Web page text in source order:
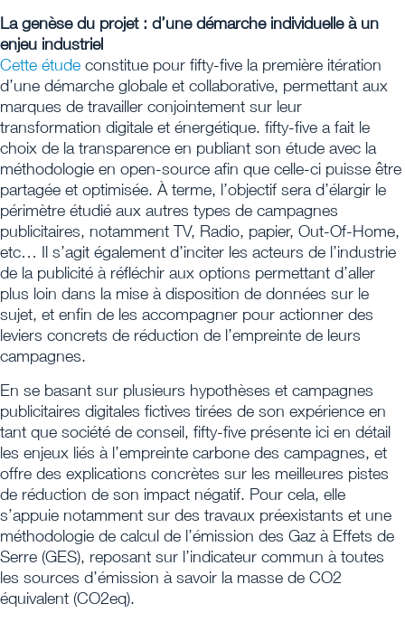
La genèse du projet : d’une démarche individuelle à un
enjeu industriel
Cette étude constitue pour fifty-five la première itération
d’une démarche globale et collaborative, permettant aux
marques de travailler conjointement sur leur
transformation digitale et énergétique. fifty-five a fait le
choix de la transparence en publiant son étude avec la
méthodologie en open-source afin que celle-ci puisse être
partagée et optimisée. À terme, l’objectif sera d’élargir le
périmètre étudié aux autres types de campagnes
publicitaires, notamment TV, Radio, papier, Out-Of-Home,
etc… Il s’agit également d’inciter les acteurs de l’industrie
de la publicité à réfléchir aux options permettant d’aller
plus loin dans la mise à disposition de données sur le
sujet, et enfin de les accompagner pour actionner des
leviers concrets de réduction de l’empreinte de leurs
campagnes.
En se basant sur plusieurs hypothèses et campagnes
publicitaires digitales fictives tirées de son expérience en
tant que société de conseil, fifty-five présente ici en détail
les enjeux liés à l’empreinte carbone des campagnes, et
offre des explications concrètes sur les meilleures pistes
de réduction de son impact négatif. Pour cela, elle
s’appuie notamment sur des travaux préexistants et une
méthodologie de calcul de l’émission des Gaz à Effets de
Serre (GES), reposant sur l’indicateur commun à toutes
les sources d’émission à savoir la masse de CO2
équivalent (CO2eq).